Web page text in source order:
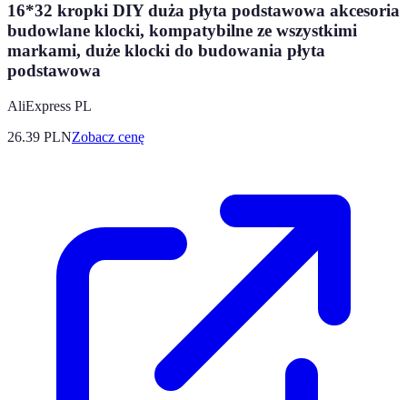
16*32 kropki DIY duża płyta podstawowa akcesoria
budowlane klocki, kompatybilne ze wszystkimi
markami, duże klocki do budowania płyta
podstawowa
AliExpress PL
26.39 PLNZobacz cenę